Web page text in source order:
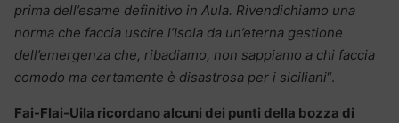
prima dell’esame definitivo in Aula. Rivendichiamo una
norma che faccia uscire l’Isola da un’eterna gestione
dell’emergenza che, ribadiamo, non sappiamo a chi faccia
comodo ma certamente è disastrosa per i siciliani“.
Fai-Flai-Uila ricordano alcuni dei punti della bozza di